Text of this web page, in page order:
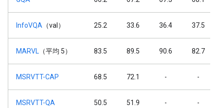
InfoVQA （val） 25.2 33.6 36.4 37.5
MARVL （平均 5） 83.5 89.5 90.6 82.7
MSRVTT-CAP 68.5 72.1 - -
MSRVTT-QA 50.5 51.9 - -